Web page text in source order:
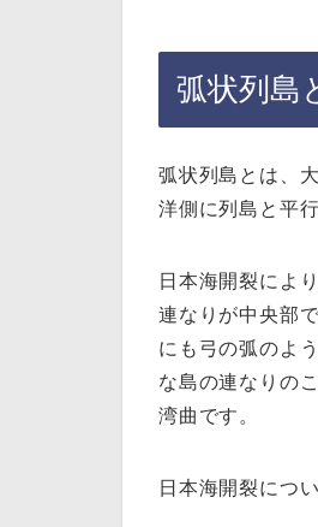
弧状列島
弧状列島とは、
洋側に列島と平
日本海開裂によ
連なりが中央部
にも弓の弧のよ
な島の連なりの
湾曲です。
日本海開裂につ